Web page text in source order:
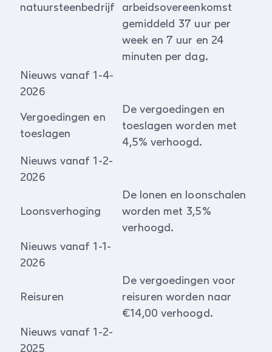
natuursteenbedrijf
arbeidsovereenkomst
gemiddeld 37 uur per
week en 7 uur en 24
minuten per dag.
Nieuws vanaf 1-4-
2026
Vergoedingen en
toeslagen
De vergoedingen en
toeslagen worden met
4,5% verhoogd.
Nieuws vanaf 1-2-
2026
Loonsverhoging
De lonen en loonschalen
worden met 3,5%
verhoogd.
Nieuws vanaf 1-1-
2026
Reisuren
De vergoedingen voor
reisuren worden naar
€14,00 verhoogd.
Nieuws vanaf 1-2-
2025